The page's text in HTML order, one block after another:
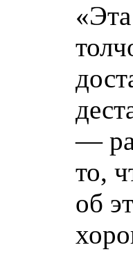
—
то,
об